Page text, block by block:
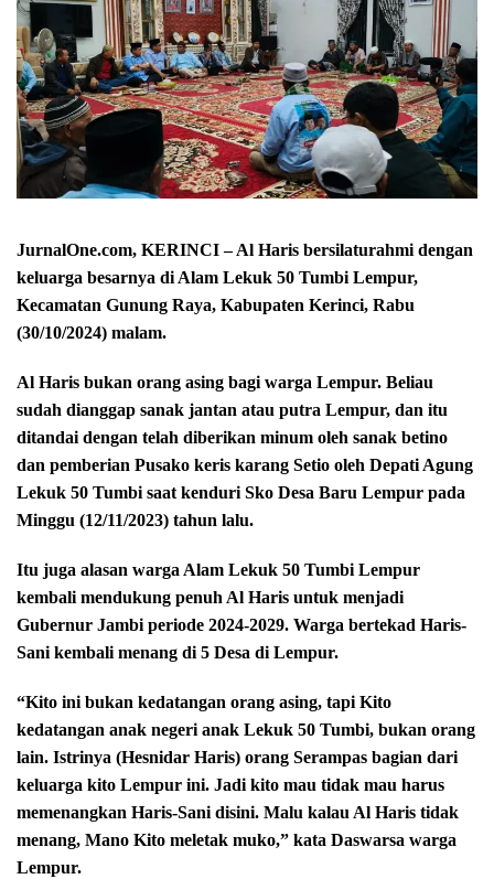
JurnalOne.com, KERINCI – Al Haris bersilaturahmi dengan
keluarga besarnya di Alam Lekuk 50 Tumbi Lempur,
Kecamatan Gunung Raya, Kabupaten Kerinci, Rabu
(30/10/2024) malam.
Al Haris bukan orang asing bagi warga Lempur. Beliau
sudah dianggap sanak jantan atau putra Lempur, dan itu
ditandai dengan telah diberikan minum oleh sanak betino
dan pemberian Pusako keris karang Setio oleh Depati Agung
Lekuk 50 Tumbi saat kenduri Sko Desa Baru Lempur pada
Minggu (12/11/2023) tahun lalu.
Itu juga alasan warga Alam Lekuk 50 Tumbi Lempur
kembali mendukung penuh Al Haris untuk menjadi
Gubernur Jambi periode 2024-2029. Warga bertekad Haris-
Sani kembali menang di 5 Desa di Lempur.
“Kito ini bukan kedatangan orang asing, tapi Kito
kedatangan anak negeri anak Lekuk 50 Tumbi, bukan orang
lain. Istrinya (Hesnidar Haris) orang Serampas bagian dari
keluarga kito Lempur ini. Jadi kito mau tidak mau harus
memenangkan Haris-Sani disini. Malu kalau Al Haris tidak
menang, Mano Kito meletak muko,” kata Daswarsa warga
Lempur.